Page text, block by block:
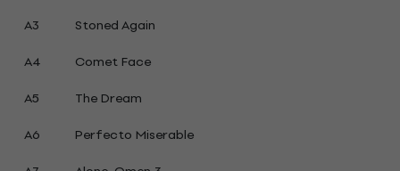
A3
Stoned Again
A4
Comet Face
A5
The Dream
A6
Perfecto Miserable